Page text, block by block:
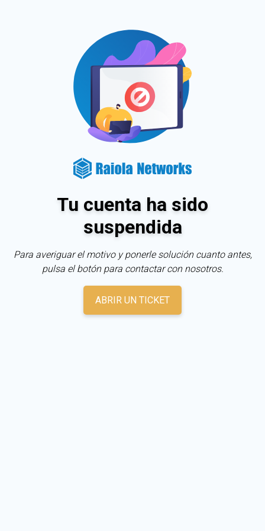
Tu cuenta ha sido
suspendida
Para averiguar el motivo y ponerle solución cuanto antes,
pulsa el botón para contactar con nosotros.
ABRIR UN TICKET